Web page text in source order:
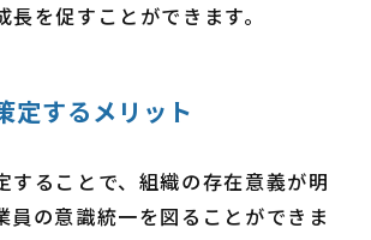
長を促すことができます。
定するメリット
することで、組織の存在意義が明
員の意識統一を図ることができま